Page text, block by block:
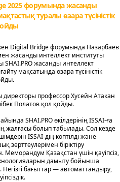
2025 форумында жасанды
туралы өзара түсіністік
Digital Bridge форумында Назарбаев
жасанды интеллект институты
SHAI.PRO жасанды интеллект
мақсатында өзара түсіністік
директоры профессор Хусейн Атакан
Полатов қол қойды.
SHAI.PRO өкілдерінің ISSAI-ға
жалғасы болып табылады. Сол кезде
ISSAI-дің көптілді және
зерттеулерімен біріктіру
Меморандум Қазақстан үшін қауіпсіз,
дамыту бойынша
бағыттар — автоматтандыру,